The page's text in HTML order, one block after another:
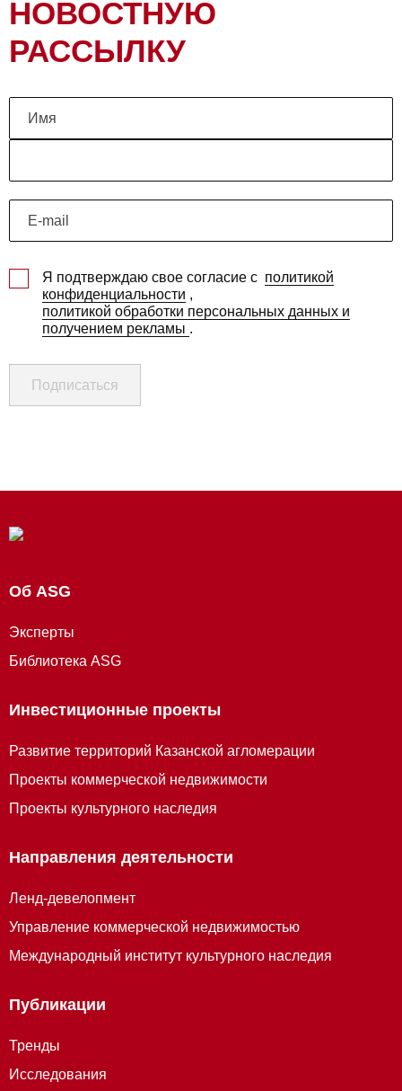
НОВОСТНУЮ
РАССЫЛКУ
Я подтверждаю свое согласие с политикой
конфиденциальности ,
политикой обработки персональных данных и
получением рекламы .
Подписаться
Об ASG
Эксперты
Библиотека ASG
Инвестиционные проекты
Развитие территорий Казанской агломерации
Проекты коммерческой недвижимости
Проекты культурного наследия
Направления деятельности
Ленд-девелопмент
Управление коммерческой недвижимостью
Международный институт культурного наследия
Публикации
Тренды
Исследования